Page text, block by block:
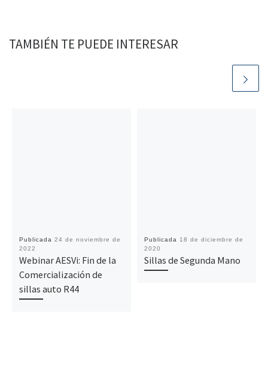
TAMBIÉN TE PUEDE INTERESAR
Publicada 24 de noviembre de
2022
Webinar AESVi: Fin de la
Comercialización de
sillas auto R44
Publicada
18 de diciembre de
2020
Sillas de Segunda Mano